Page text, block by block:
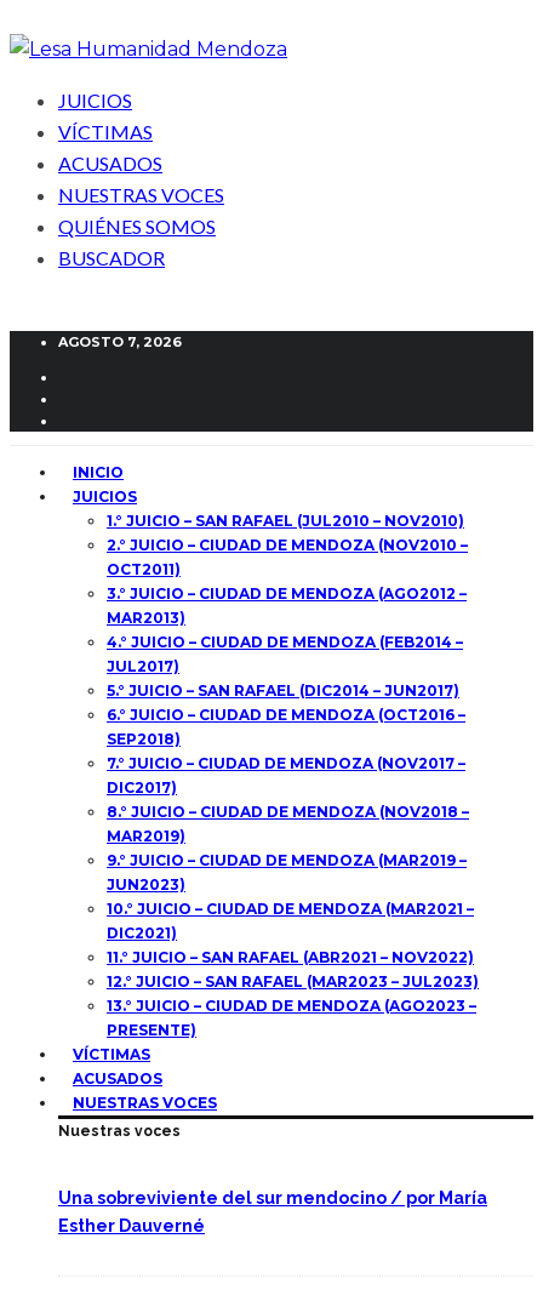
JUICIOS
VÍCTIMAS
ACUSADOS
NUESTRAS VOCES
QUIÉNES SOMOS
BUSCADOR
AGOSTO 7, 2026
INICIO
JUICIOS
1.° JUICIO – SAN RAFAEL (JUL2010 – NOV2010)
2.° JUICIO – CIUDAD DE MENDOZA (NOV2010 –
OCT2011)
3.° JUICIO – CIUDAD DE MENDOZA (AGO2012 –
MAR2013)
4.° JUICIO – CIUDAD DE MENDOZA (FEB2014 –
JUL2017)
5.° JUICIO – SAN RAFAEL (DIC2014 – JUN2017)
6.° JUICIO – CIUDAD DE MENDOZA (OCT2016 –
SEP2018)
7.° JUICIO – CIUDAD DE MENDOZA (NOV2017 –
DIC2017)
8.° JUICIO – CIUDAD DE MENDOZA (NOV2018 –
MAR2019)
9.° JUICIO – CIUDAD DE MENDOZA (MAR2019 –
JUN2023)
10.° JUICIO – CIUDAD DE MENDOZA (MAR2021 –
DIC2021)
11.° JUICIO – SAN RAFAEL (ABR2021 – NOV2022)
12.° JUICIO – SAN RAFAEL (MAR2023 – JUL2023)
13.° JUICIO – CIUDAD DE MENDOZA (AGO2023 –
PRESENTE)
VÍCTIMAS
ACUSADOS
NUESTRAS VOCES
Nuestras voces
Una sobreviviente del sur mendocino / por María
Esther Dauverné